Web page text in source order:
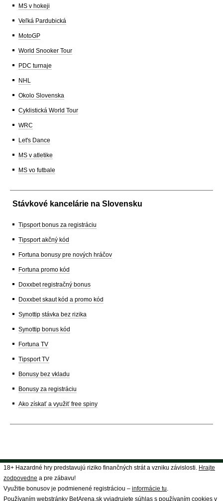
MS v hokeji
Veľká Pardubická
MotoGP
World Snooker Tour
PDC turnaje
NHL
Okolo Slovenska
Cyklistická World Tour
WRC
Let's Dance
MS v atletike
MS vo futbale
Stávkové kancelárie na Slovensku
Tipsport bonus za registráciu
Tipsport akčný kód
Fortuna bonusy pre nových hráčov
Fortuna promo kód
Doxxbet registračný bonus
Doxxbet skaut kód a promo kód
Synottip stávka bez rizika
Synottip bonus kód
Fortuna TV
Tipsport TV
Bonusy bez vkladu
Bonusy za registráciu
Ako získať a využiť free spiny
18+ Hazardné hry predstavujú riziko finančných strát a vzniku závislosti. Hrajte
zodpovedne a pre zábavu!
Využitie bonusov je podmienené registráciou – informácie tu
Používaním webstránky BetArena.sk vyjadrujete súhlas s používaním cookies v